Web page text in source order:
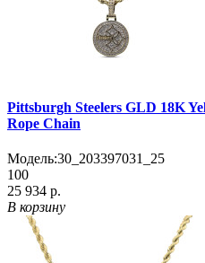
Pittsburgh Steelers GLD 18K
Rope Chain
Модель:30_203397031_25
100
25 934 р.
В корзину